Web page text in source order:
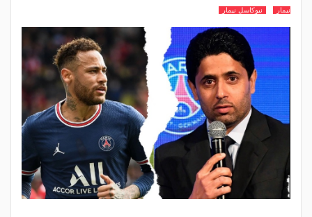
نيمار
نيوكاسل نيمار